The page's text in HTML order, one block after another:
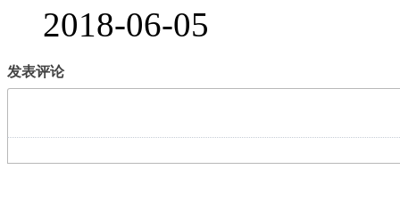
2018-06-05
发表评论